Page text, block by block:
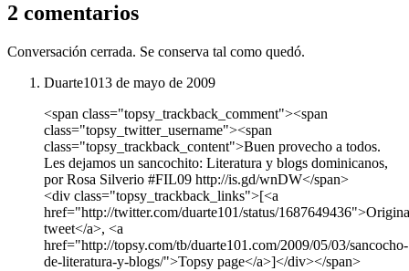
2 comentarios
Conversación cerrada. Se conserva tal como quedó.
Duarte1013 de mayo de 2009
<span class="topsy_trackback_comment"><span
class="topsy_twitter_username"><span
class="topsy_trackback_content">Buen provecho a todos.
Les dejamos un sancochito: Literatura y blogs dominicanos,
por Rosa Silverio #FIL09 http://is.gd/wnDW</span>
<div class="topsy_trackback_links">[<a
href="http://twitter.com/duarte101/status/
tweet</a>, <a
href="http://topsy.com/tb/duarte101.com/2009/05/03/sancocho-
de-literatura-y-blogs/">Topsy page</a>]</div></span>